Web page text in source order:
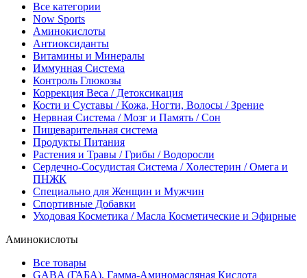
Все категории
Now Sports
Аминокислоты
Антиоксиданты
Витамины и Минералы
Иммунная Система
Контроль Глюкозы
Коррекция Веса / Детоксикация
Кости и Суставы / Кожа, Ногти, Волосы / Зрение
Нервная Система / Мозг и Память / Сон
Пищеварительная система
Продукты Питания
Растения и Травы / Грибы / Водоросли
Сердечно-Сосудистая Система / Холестерин / Омега и
ПНЖК
Специально для Женщин и Мужчин
Спортивные Добавки
Уходовая Косметика / Масла Косметические и Эфирные
Аминокислоты
Все товары
GABA (ГАБА), Гамма-Аминомасляная Кислота